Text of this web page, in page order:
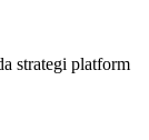
strategi platform